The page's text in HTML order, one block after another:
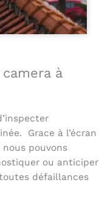
à
Grace à l’écran
pouvons
ou anticiper
défaillances